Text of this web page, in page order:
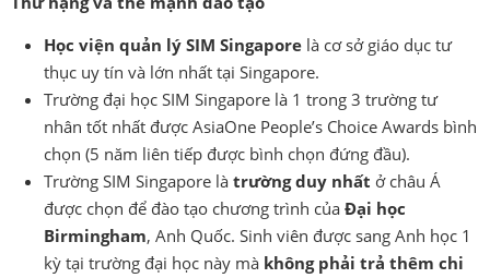
Học viện quản lý SIM Singapore là cơ sở giáo dục tư
thục uy tín và lớn nhất tại Singapore.
Trường đại học SIM Singapore là 1 trong 3 trường tư
nhân tốt nhất được AsiaOne People’s Choice Awards bình
chọn (5 năm liên tiếp được bình chọn đứng đầu).
Trường SIM Singapore là trường duy nhất ở châu Á
được chọn để đào tạo chương trình của Đại học
Birmingham, Anh Quốc. Sinh viên được sang Anh học 1
kỳ tại trường đại học này mà không phải trả thêm chi